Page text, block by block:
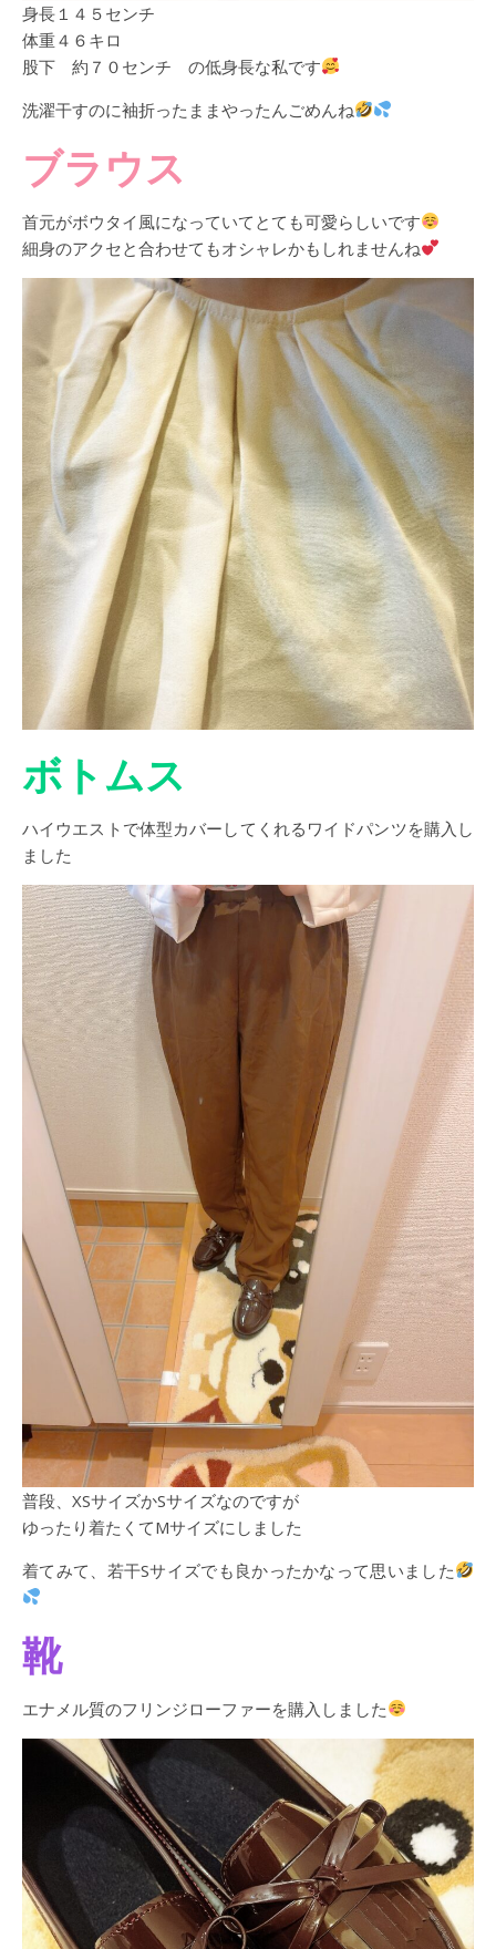
身長１４５センチ
体重４６キロ
股下 約７０センチ の低身長な私です
洗濯干すのに袖折ったままやったんごめんね
ブラウス
首元がボウタイ風になっていてとても可愛らしいです
細身のアクセと合わせてもオシャレかもしれませんね
ボトムス
ハイウエストで体型カバーしてくれるワイドパンツを購入し
ました
普段、XSサイズかSサイズなのですが
ゆったり着たくてMサイズにしました
着てみて、若干Sサイズでも良かったかなって思いました
靴
エナメル質のフリンジローファーを購入しました